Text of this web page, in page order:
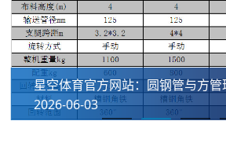
星空体育官方网站：圆钢管与方
2026-06-03